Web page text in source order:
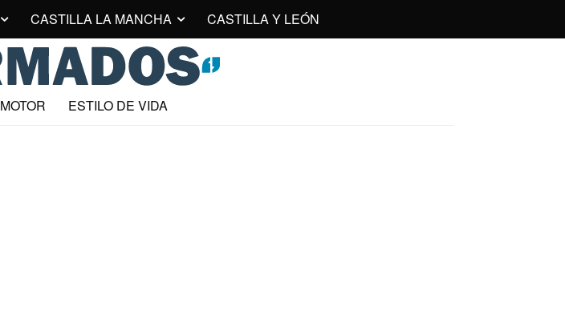
CASTILLA LA MANCHA CASTILLA Y LEÓN
MOTOR ESTILO DE VIDA